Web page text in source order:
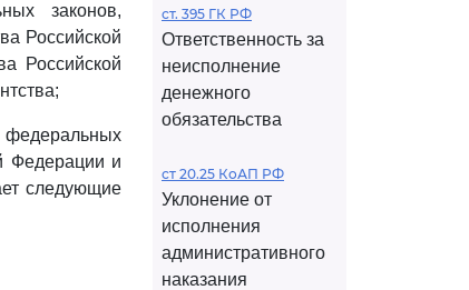
законов,
Российской
Российской
Федерации и
следующие
ст. 395 ГК РФ
Ответственность за
неисполнение
денежного
обязательства
ст 20.25 КоАП РФ
Уклонение от
исполнения
административного
наказания